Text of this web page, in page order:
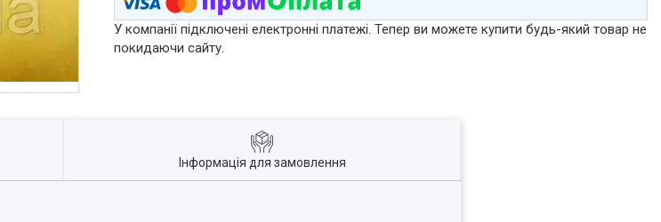
У компанії підключені електронні платежі. Тепер ви можете купити будь-який товар не
покидаючи сайту.
Інформація для замовлення